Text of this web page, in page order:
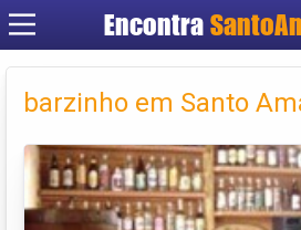
Encontra
Criar
barzinho em Santo